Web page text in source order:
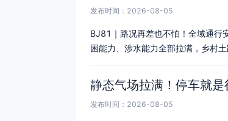
发布时间：2026-08-05
BJ81｜路况再差也不怕！全域通行
困能力、涉水能力全部拉满，乡村
静态气场拉满！停车就
发布时间：2026-08-05